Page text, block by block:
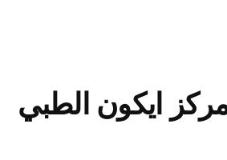
ايكون الطبي